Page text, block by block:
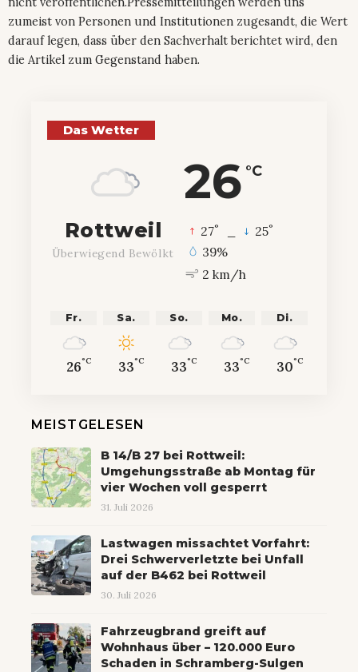
zumeist von Personen und Institutionen zugesandt, die Wert
darauf legen, dass über den Sachverhalt berichtet wird, den
die Artikel zum Gegenstand haben.
Das Wetter
26 °C
Rottweil
Überwiegend Bewölkt
27° 25°
39%
2 km/h
Fr.
26°C
Sa.
33°C
So.
33°C
Mo.
33°C
Di.
30°C
MEISTGELESEN
B 14/B 27 bei Rottweil:
Umgehungsstraße ab Montag für
vier Wochen voll gesperrt
31. Juli 2026
Lastwagen missachtet Vorfahrt:
Drei Schwerverletzte bei Unfall
auf der B462 bei Rottweil
30. Juli 2026
Fahrzeugbrand greift auf
Wohnhaus über – 120.000 Euro
Schaden in Schramberg-Sulgen